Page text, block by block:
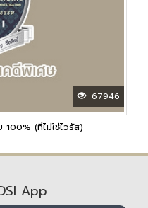
67946
(ที่ไม่ใช่ไวรัส)
App